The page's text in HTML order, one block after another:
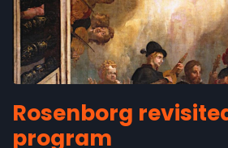
Rosenborg
program